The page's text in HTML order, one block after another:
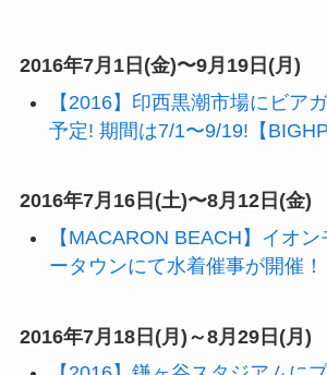
2016年7月1日(金)〜9月19日(月)
【2016】印西黒潮市場にビア
予定! 期間は7/1〜9/19!【BIGHP
2016年7月16日(土)〜8月12日(金)
【MACARON BEACH】イオン
ータウンにて水着催事が開催！
2016年7月18日(月)～8月29日(月)